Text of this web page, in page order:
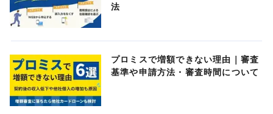
法
プロミスで増額できない理由｜審査
基準や申請方法・審査時間について